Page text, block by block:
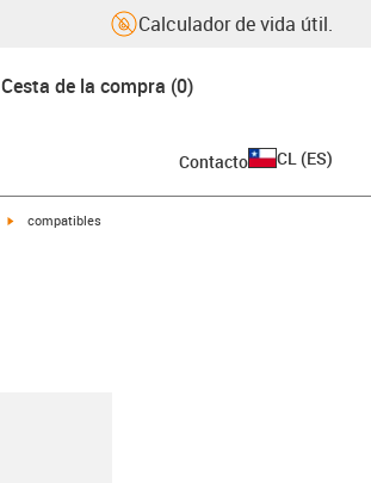
Calculador de vida útil.
Cesta de la compra (0)
Contacto CL (ES)
igus-icon-arrow-right
compatibles